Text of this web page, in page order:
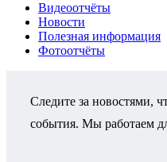
Видеоотчёты
Новости
Полезная информация
Фотоотчёты
Следите за новостями,
события. Мы работаем